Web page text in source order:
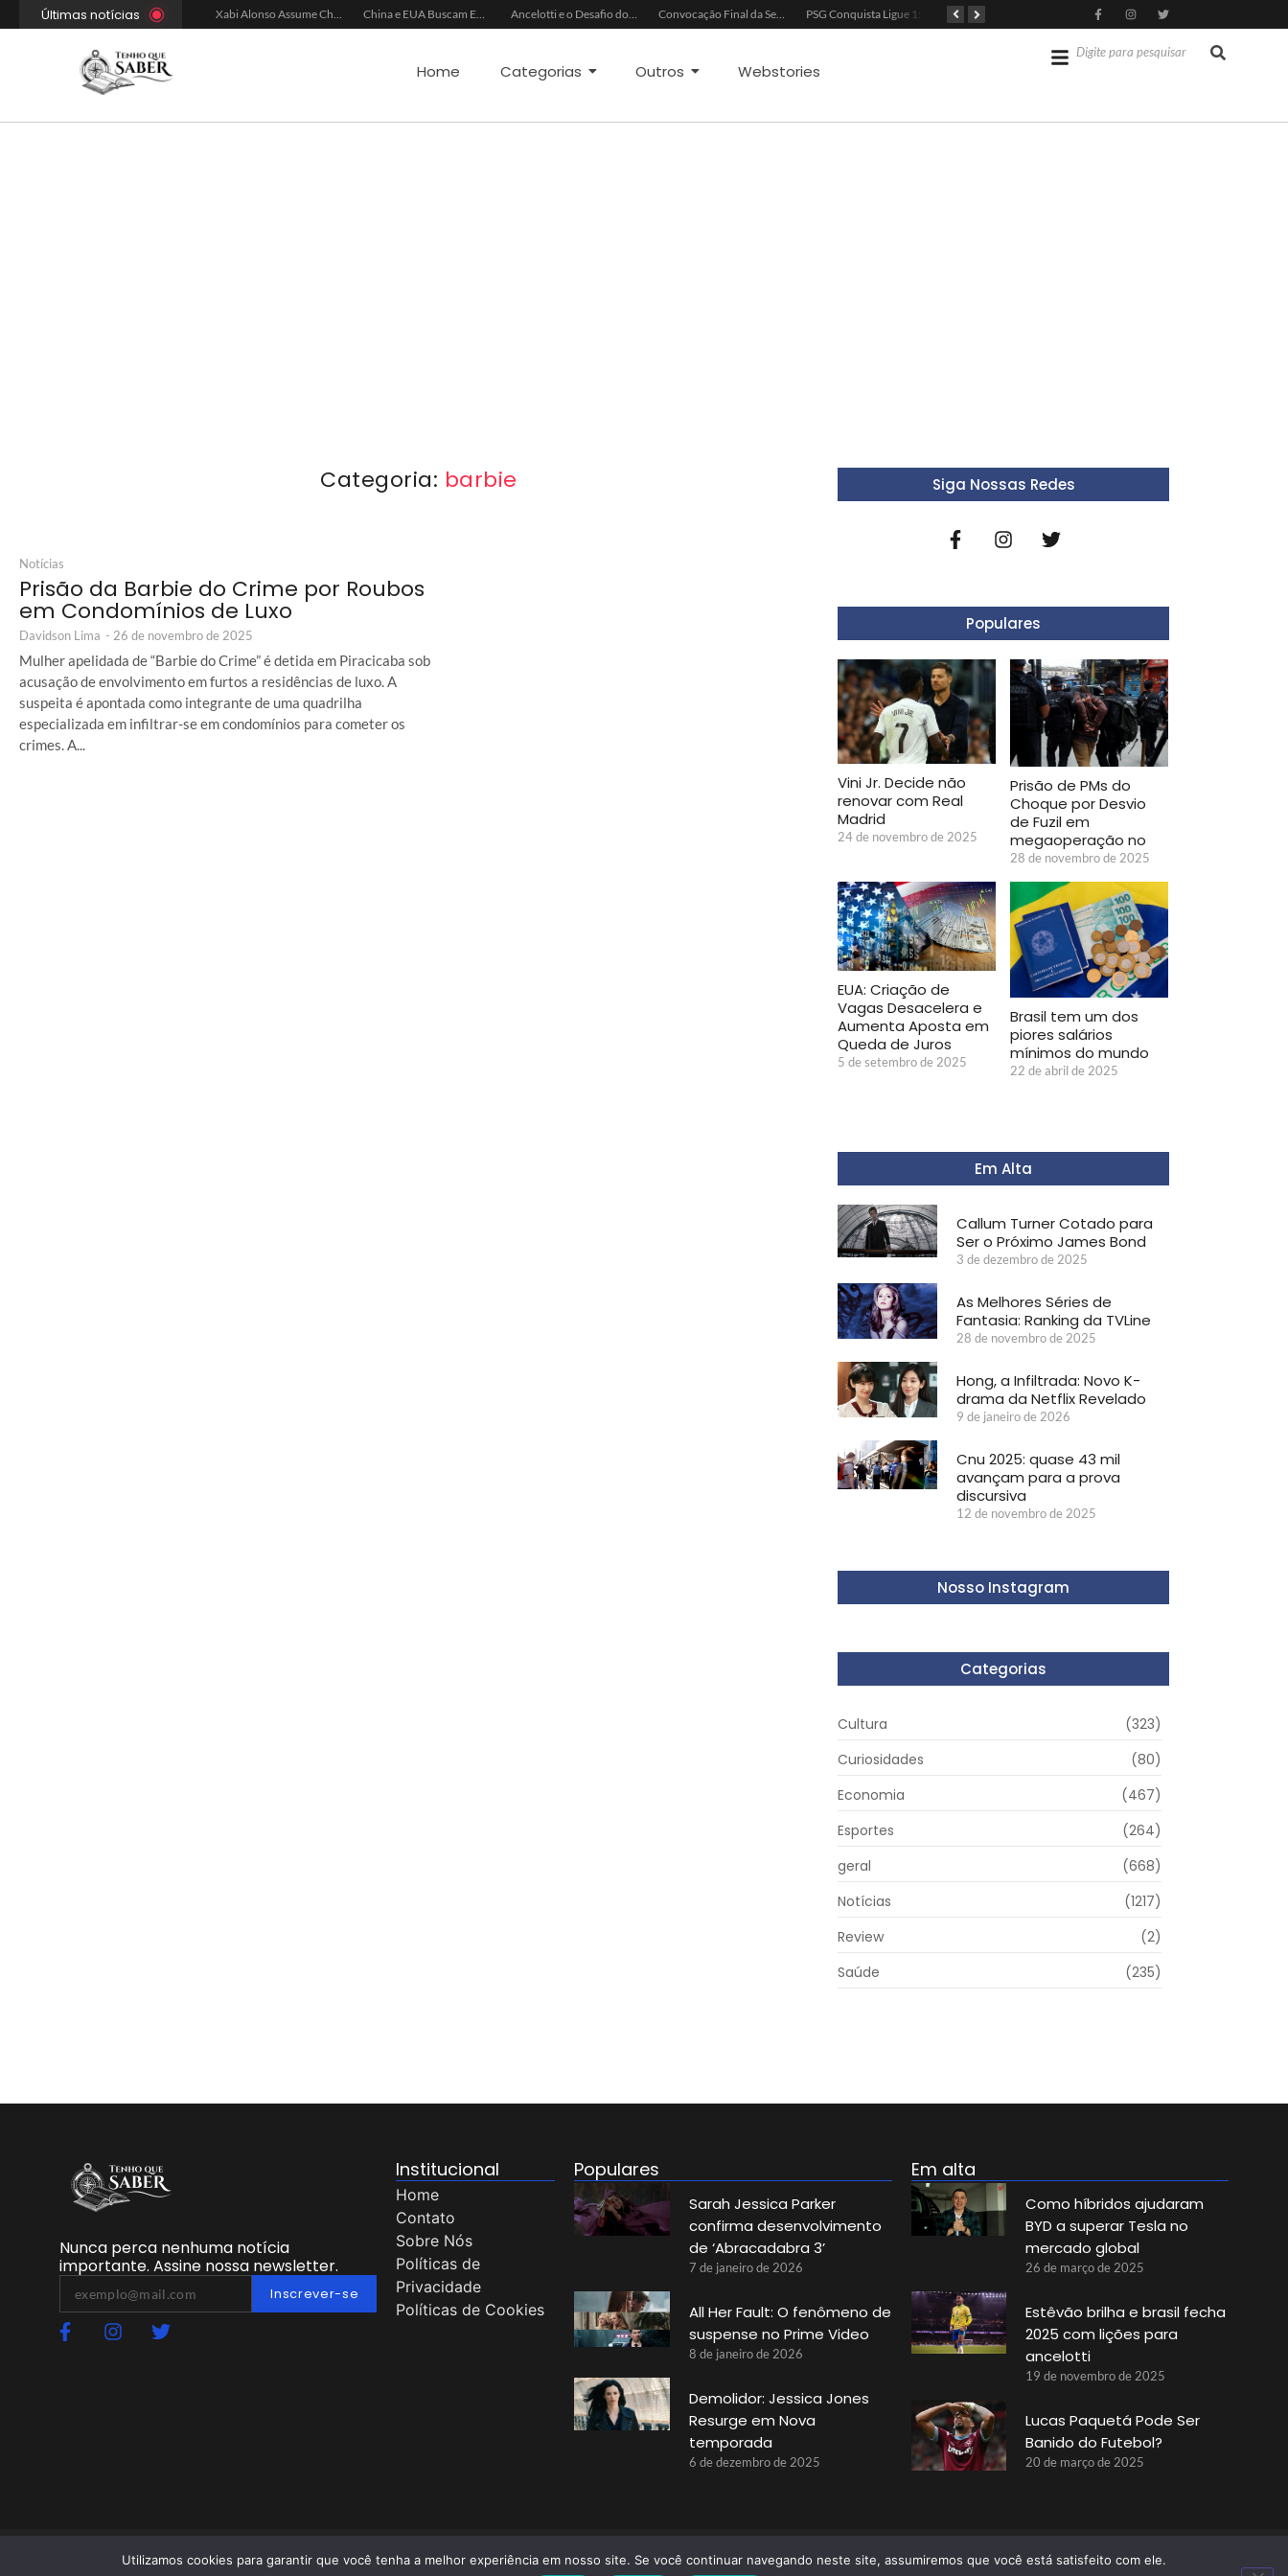
Últimas notícias Xabi Alonso Assume Chelsea: Nova Estratégia Gerencial e Contrato Até 2030 China e EUA Buscam Expansão do Comércio Agrícola Ancelotti e o Desafio dos Goleiros na Seleção Convocação Final da Seleção Brasileira para a Copa do Mundo 2026
Home Categorias Outros Webstories
Categoria: barbie
Notícias
Prisão da Barbie do Crime por Roubos
em Condomínios de Luxo
Davidson Lima - 26 de novembro de 2025
Mulher apelidada de “Barbie do Crime” é detida em Piracicaba sob
acusação de envolvimento em furtos a residências de luxo. A
suspeita é apontada como integrante de uma quadrilha
especializada em infiltrar-se em condomínios para cometer os
crimes. A...
Siga Nossas Redes
Populares
Vini Jr. Decide não
renovar com Real
Madrid
24 de novembro de 2025
Prisão de PMs do
Choque por Desvio
de Fuzil em
megaoperação no
28 de novembro de 2025
EUA: Criação de
Vagas Desacelera e
Aumenta Aposta em
Queda de Juros
5 de setembro de 2025
Brasil tem um dos
piores salários
mínimos do mundo
22 de abril de 2025
Em Alta
Callum Turner Cotado para
Ser o Próximo James Bond
3 de dezembro de 2025
As Melhores Séries de
Fantasia: Ranking da TVLine
28 de novembro de 2025
Hong, a Infiltrada: Novo K-
drama da Netflix Revelado
9 de janeiro de 2026
Cnu 2025: quase 43 mil
avançam para a prova
discursiva
12 de novembro de 2025
Nosso Instagram
Categorias
Cultura
(323)
Curiosidades
(80)
Economia
(467)
Esportes
(264)
geral
(668)
Notícias
(1217)
Review
(2)
Saúde
(235)
Nunca perca nenhuma notícia
importante. Assine nossa newsletter.
Inscrever-se
Institucional
Home
Contato
Sobre Nós
Políticas de
Privacidade
Políticas de Cookies
Populares
Sarah Jessica Parker
confirma desenvolvimento
de ‘Abracadabra 3’
7 de janeiro de 2026
All Her Fault: O fenômeno de
suspense no Prime Video
8 de janeiro de 2026
Demolidor: Jessica Jones
Resurge em Nova
temporada
6 de dezembro de 2025
Em alta
Como híbridos ajudaram
BYD a superar Tesla no
mercado global
26 de março de 2025
Estêvão brilha e brasil fecha
2025 com lições para
ancelotti
19 de novembro de 2025
Lucas Paquetá Pode Ser
Banido do Futebol?
20 de março de 2025
© 2025 Tenho Que Saber Todos Os Direitos Reservados
Utilizamos cookies para garantir que você tenha a melhor experiência em nosso site. Se você continuar navegando neste site, assumiremos que você está satisfeito com ele.